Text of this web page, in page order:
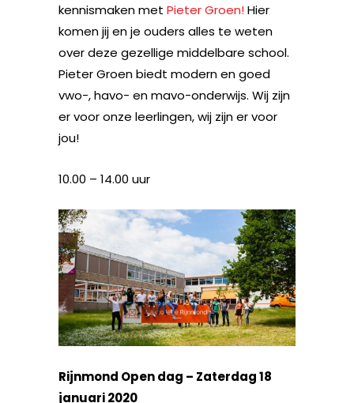
kennismaken met Pieter Groen!Hier
komen jij en je ouders alles te weten
over deze gezellige middelbare school.
Pieter Groen biedt modern en goed
vwo-, havo- en mavo-onderwijs. Wij zijn
er voor onze leerlingen, wij zijn er voor
jou!
10.00 – 14.00 uur
Rijnmond Open dag – Zaterdag 18
januari 2020